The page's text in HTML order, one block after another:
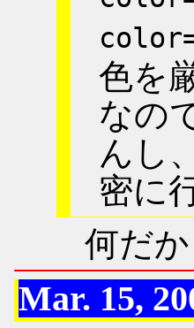
色を
なの
んし
密に
何だ
Mar. 15,